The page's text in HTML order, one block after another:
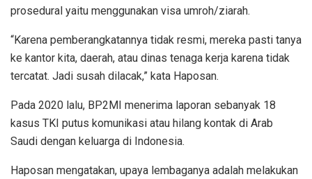
prosedural yaitu menggunakan visa umroh/ziarah.
“Karena pemberangkatannya tidak resmi, mereka pasti tanya
ke kantor kita, daerah, atau dinas tenaga kerja karena tidak
tercatat. Jadi susah dilacak,” kata Haposan.
Pada 2020 lalu, BP2MI menerima laporan sebanyak 18
kasus TKI putus komunikasi atau hilang kontak di Arab
Saudi dengan keluarga di Indonesia.
Haposan mengatakan, upaya lembaganya adalah melakukan